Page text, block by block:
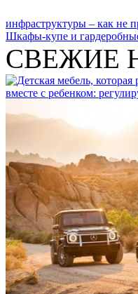
инфраструктуры – как не
Шкафы-купе и
СВЕЖИЕ
вместе с ребенком: